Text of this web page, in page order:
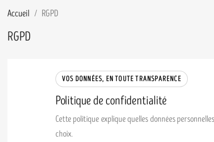
Accueil RGPD
RGPD
VOS DONNÉES, EN TOUTE TRANSPARENCE
Politique de confidentialité
Cette politique explique quelles données
choix.